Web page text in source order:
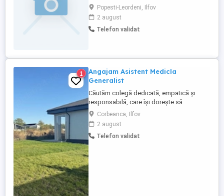
CĂLĂRAȘI, Nr. 321, Bl. 202, Sc. 1, Et. 8, Ap.
40, CUI: 23197565, ORC: J40 1876 2008
Angajeaza o UN MUNCITOR NECALIFICAT
IN CONSTRUCTII COD COR 931301 Salariu
Popesti-Leordeni, Ilfov
2 august
Telefon validat
1
Angajam Asistent Medicla
Generalist
Căutăm colegă dedicată, empatică și
responsabilă, care își dorește să
contribuie la bunăstarea și îngrijirea
persoanelor vârstnice. Cerințe: Diplomă de
Asistent Medical Generalist; Certificat de
membru OAMGMAMR și aviz de liberă
Corbeanca, Ilfov
2 august
Telefon validat